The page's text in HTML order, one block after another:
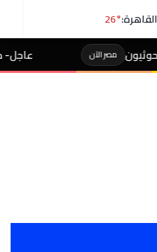
القاهرة:26°
عاجل- طالبة صاحبة مجموع 4% بالثانوية تفجر مفاجأة بعد التظلم